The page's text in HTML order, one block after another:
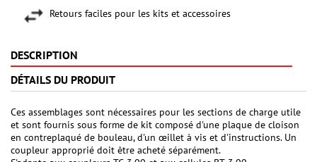
Retours faciles pour les kits et accessoires
DESCRIPTION
DÉTAILS DU PRODUIT
Ces assemblages sont nécessaires pour les sections de charge utile
et sont fournis sous forme de kit composé d'une plaque de cloison
en contreplaqué de bouleau, d'un œillet à vis et d'instructions. Un
coupleur approprié doit être acheté séparément.